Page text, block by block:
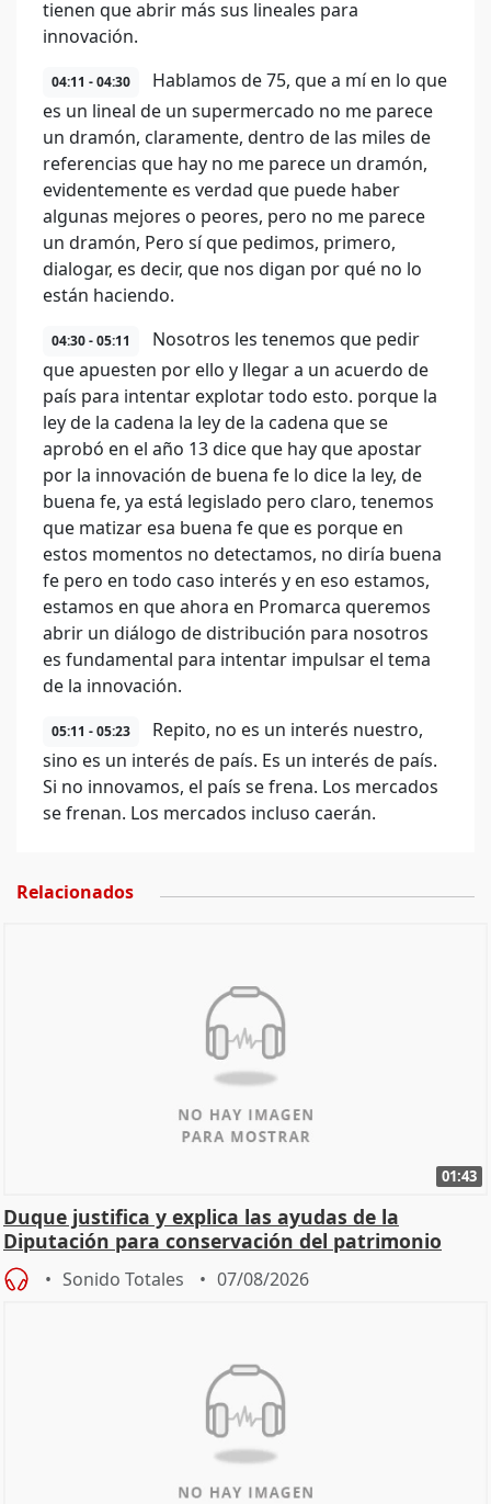
tienen que abrir más sus lineales para
innovación.
04:11 - 04:30
Hablamos de 75, que a mí en lo que
es un lineal de un supermercado no me parece
un dramón, claramente, dentro de las miles de
referencias que hay no me parece un dramón,
evidentemente es verdad que puede haber
algunas mejores o peores, pero no me parece
un dramón, Pero sí que pedimos, primero,
dialogar, es decir, que nos digan por qué no lo
están haciendo.
04:30 - 05:11
Nosotros les tenemos que pedir
que apuesten por ello y llegar a un acuerdo de
país para intentar explotar todo esto. porque la
ley de la cadena la ley de la cadena que se
aprobó en el año 13 dice que hay que apostar
por la innovación de buena fe lo dice la ley, de
buena fe, ya está legislado pero claro, tenemos
que matizar esa buena fe que es porque en
estos momentos no detectamos, no diría buena
fe pero en todo caso interés y en eso estamos,
estamos en que ahora en Promarca queremos
abrir un diálogo de distribución para nosotros
es fundamental para intentar impulsar el tema
de la innovación.
05:11 - 05:23
Repito, no es un interés nuestro,
sino es un interés de país. Es un interés de país.
Si no innovamos, el país se frena. Los mercados
se frenan. Los mercados incluso caerán.
Relacionados
01:43
Duque justifica y explica las ayudas de la
Diputación para conservación del patrimonio
Sonido Totales 07/08/2026